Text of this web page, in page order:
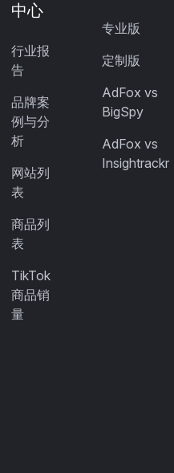
中心
行业报
告
品牌案
例与分
析
网站列
表
商品列
表
TikTok
商品销
量
专业版
定制版
AdFox vs
BigSpy
AdFox vs
Insightrackr